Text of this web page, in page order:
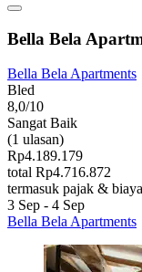
Bella Bela
Bella Bela Apartments
Bled
8,0/10
Sangat Baik
(1 ulasan)
Rp4.189.179
total Rp4.716.872
termasuk pajak &
3 Sep - 4 Sep
Bella Bela Apartments